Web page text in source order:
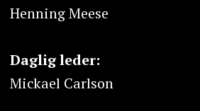
Henning Meese
Daglig leder:
Mickael Carlson